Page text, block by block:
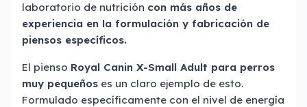
laboratorio de nutrición con más años de
experiencia en la formulación y fabricación de
piensos específicos.
El pienso Royal Canin X-Small Adult para perros
muy pequeños es un claro ejemplo de esto.
Formulado específicamente con el nivel de energía